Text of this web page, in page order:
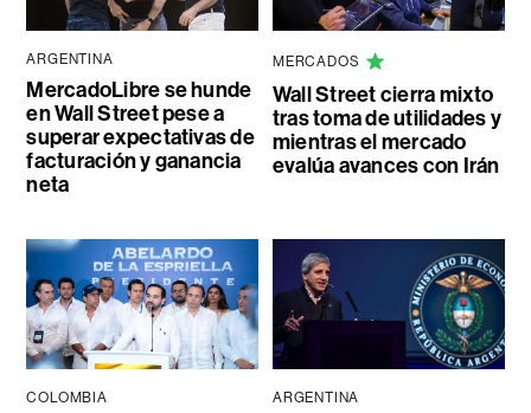
ARGENTINA
MercadoLibre se hunde
en Wall Street pese a
superar expectativas de
facturación y ganancia
neta
MERCADOS
Wall Street cierra mixto
tras toma de utilidades y
mientras el mercado
evalúa avances con Irán
COLOMBIA ARGENTINA